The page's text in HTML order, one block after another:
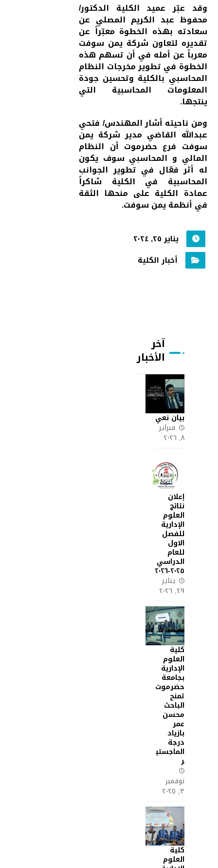
وقد عبّر عميد الكلية الدكتور/
محفوظ عبد الكريم المصلي عن
سعادته بهذه الخطوة معبّراً عن
تقديره لتعاون شركة يمن سوفت
معرباً عن أمله في أن تسهم هذه
الخطوة في تطوير مخرجات النظام
المحاسبي بالكلية وتحسين جودة
المعلومات المحاسبية التي
ينتجها.
ومن ناحيته أشار المهندس/ فتحي
عبدالله القاضي مدير شركة يمن
سوفت فرع حضرموت أن النظام
المالي و المحاسبي سوف يكون
له أثر فعّال في تطوير الجوانب
المحاسبية في الكلية شاكراً
عمادة الكلية على منحها الثقة
في أنظمة يمن سوفت.
يناير ٢٥, ٢٠٢٤
أخبار الكلية
آخر
الأخبار
بيان نعي
فبراير
٨, ٢٠٢٦
إعلان
نتائج
العلوم
الإدارية
للفصل
الاول
للعام
الدراسي
٢٠٢٥-٢٠٢٦
يناير
٢٩, ٢٠٢٦
كلية
العلوم
الإدارية
بجامعة
حضرموت
تمنح
الباحث
محسن
عمر
بازياد
درجة
الماجستي
ر
نوفمبر
٣, ٢٠٢٥
كلية
العلوم